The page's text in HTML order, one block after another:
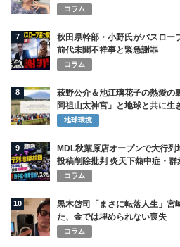
コラム
7
秋田県幹部・小野氏がバスロー
前代未聞不祥事と緊急謝罪
コラム
8
萩野公介＆池江璃花子の熱愛の
阿祖山太神宮」と地球と共に生
地球環境
9
MDL秋葉原店オープンで大行
投稿削除批判 炎天下熱中症・群
コラム
10
黒木啓司「まさに転落人生」宮
た、金では埋められない喪失
コラム